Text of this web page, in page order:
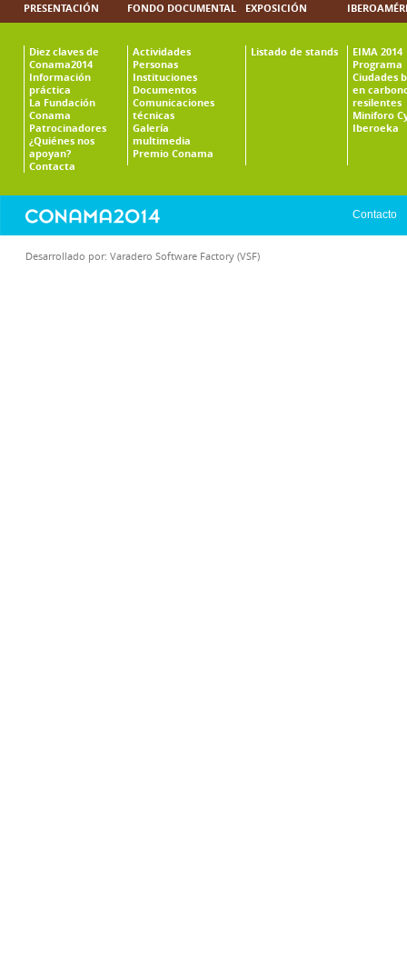
PRESENTACIÓN
Diez claves de
Conama2014
Información
práctica
La Fundación
Conama
Patrocinadores
¿Quiénes nos
apoyan?
Contacta
FONDO DOCUMENTAL
Actividades
Personas
Instituciones
Documentos
Comunicaciones
técnicas
Galería
multimedia
Premio Conama
EXPOSICIÓN
Listado de stands
EIMA 2014
Programa
Ciudades
en
resilentes
Miniforo
Iberoeka
Contacto
Desarrollado por: Varadero Software Factory (VSF)